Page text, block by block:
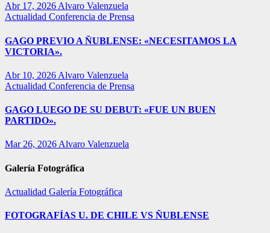
Abr 17, 2026 Alvaro Valenzuela
Actualidad Conferencia de Prensa
GAGO PREVIO A ÑUBLENSE: «NECESITAMOS LA
VICTORIA».
Abr 10, 2026 Alvaro Valenzuela
Actualidad Conferencia de Prensa
GAGO LUEGO DE SU DEBUT: «FUE UN BUEN
PARTIDO».
Mar 26, 2026 Alvaro Valenzuela
Galería Fotográfica
Actualidad Galería Fotográfica
FOTOGRAFÍAS U. DE CHILE VS ÑUBLENSE